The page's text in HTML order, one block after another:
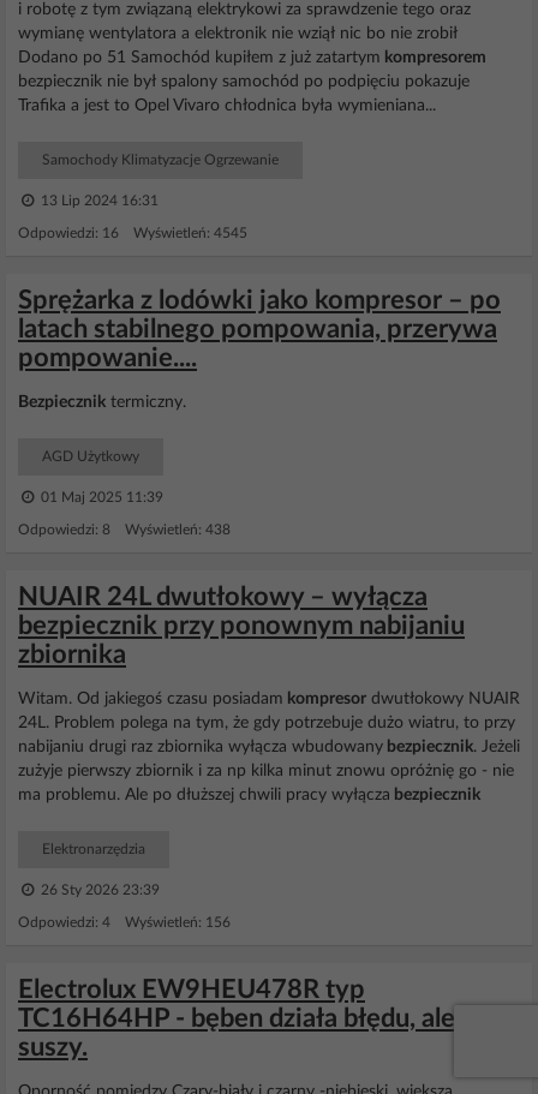
i robotę z tym związaną elektrykowi za sprawdzenie tego oraz
wymianę wentylatora a elektronik nie wziął nic bo nie zrobił
Dodano po 51 Samochód kupiłem z już zatartym kompresorem
bezpiecznik nie był spalony samochód po podpięciu pokazuje
Trafika a jest to Opel Vivaro chłodnica była wymieniana...
Samochody Klimatyzacje Ogrzewanie
13 Lip 2024 16:31
Odpowiedzi: 16 Wyświetleń: 4545
Sprężarka z lodówki jako kompresor – po
latach stabilnego pompowania, przerywa
pompowanie....
Bezpiecznik termiczny.
AGD Użytkowy
01 Maj 2025 11:39
Odpowiedzi: 8 Wyświetleń: 438
NUAIR 24L dwutłokowy – wyłącza
bezpiecznik przy ponownym nabijaniu
zbiornika
Witam. Od jakiegoś czasu posiadam kompresor dwutłokowy NUAIR
24L. Problem polega na tym, że gdy potrzebuje dużo wiatru, to przy
nabijaniu drugi raz zbiornika wyłącza wbudowany bezpiecznik. Jeżeli
zużyje pierwszy zbiornik i za np kilka minut znowu opróżnię go - nie
ma problemu. Ale po dłuższej chwili pracy wyłącza bezpiecznik
Elektronarzędzia
26 Sty 2026 23:39
Odpowiedzi: 4 Wyświetleń: 156
Electrolux EW9HEU478R typ
TC16H64HP - bęben działa błędu, ale nie
suszy.